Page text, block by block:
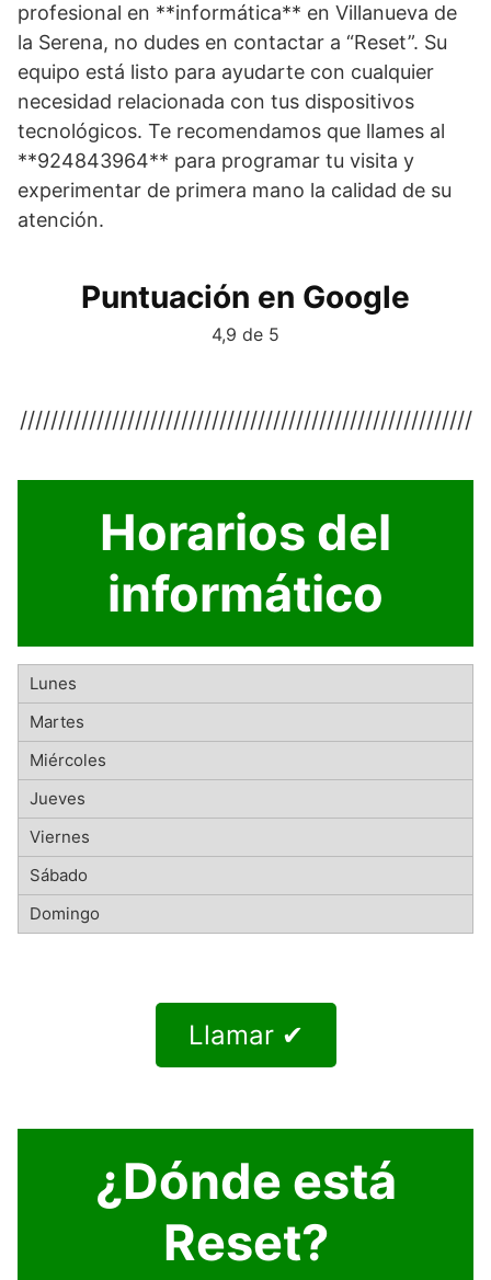
profesional en **informática** en Villanueva de
la Serena, no dudes en contactar a “Reset”. Su
equipo está listo para ayudarte con cualquier
necesidad relacionada con tus dispositivos
tecnológicos. Te recomendamos que llames al
**924843964** para programar tu visita y
experimentar de primera mano la calidad de su
atención.
Puntuación en Google
4,9 de 5
///////////////////////////////////////////////////////////
Horarios del
informático
Llamar ✔
¿Dónde está
Reset?